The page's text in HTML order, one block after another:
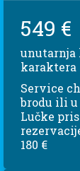
549 €
unutarnja
karaktera
Service
brodu ili u
Lučke
180 €